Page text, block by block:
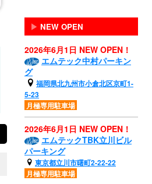
▶ NEW OPEN
2026年6月1日 NEW OPEN！
エムテック中村パーキン
グ
福岡県北九州市小倉北区京町1-
5-23
月極専用駐車場
2026年6月1日 NEW OPEN！
エムテックTBK立川ビル
パーキング
東京都立川市曙町2-22-22
月極専用駐車場